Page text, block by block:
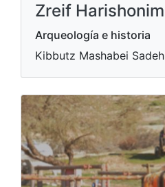
Zreif Harishonim
Arqueología e historia
Kibbutz Mashabei Sadeh